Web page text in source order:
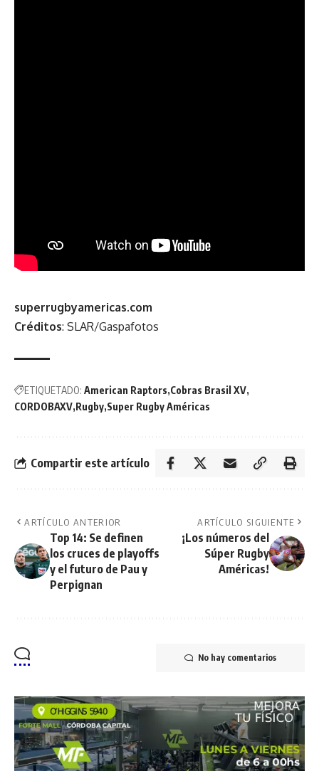
superrugbyamericas.com
Créditos: SLAR/Gaspafotos
ETIQUETADO: American Raptors Cobras Brasil XV
CORDOBAXV Rugby Super Rugby Américas
Compartir este artículo
ARTÍCULO ANTERIOR
Top 14: Se definen
los cruces de playoffs
y el futuro de Pau y
Perpignan
ARTÍCULO SIGUIENTE
¡Los números del
Súper Rugby
Américas!
No hay comentarios